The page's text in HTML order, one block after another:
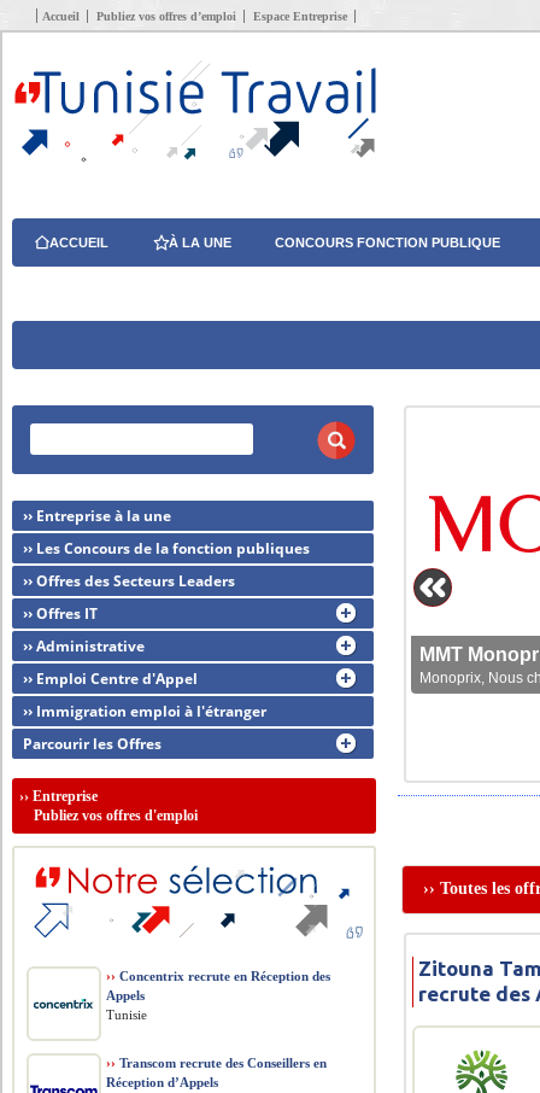
Accueil Publiez vos offres d’emploi Espace Entreprise
ACCUEIL À LA UNE CONCOURS FONCTION PUBLIQUE
MMT
Monoprix, Nous
›› Toutes les
Zitouna
recrute des
›› Entreprise à la une
›› Les Concours de la fonction publiques
›› Offres des Secteurs Leaders
›› Offres IT
›› Administrative
›› Emploi Centre d'Appel
›› Immigration emploi à l'étranger
Parcourir les Offres
››Entreprise
Publiez vos offres d'emploi
›› Concentrix recrute en Réception des
Appels
Tunisie
›› Transcom recrute des Conseillers en
Réception d’Appels